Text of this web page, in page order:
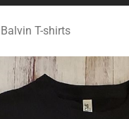
T-shirts